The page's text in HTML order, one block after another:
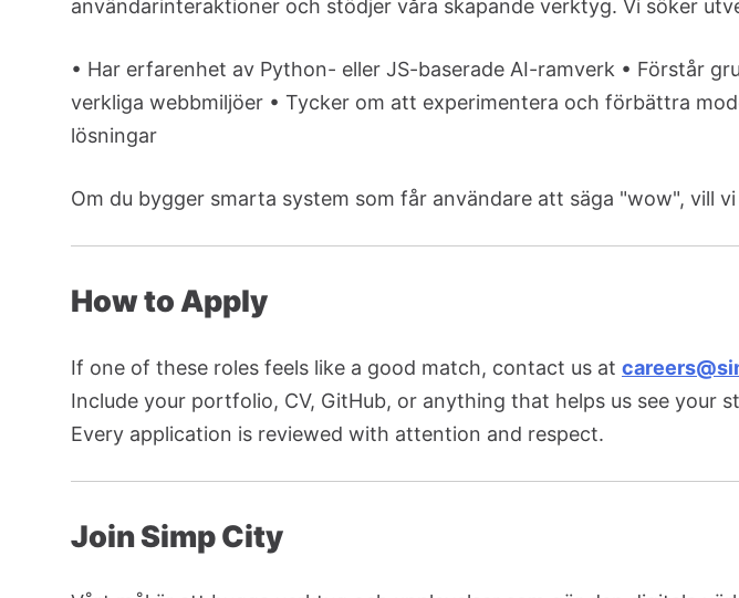
användarinteraktioner och stödjer våra skapande verktyg. Vi söker
• Har erfarenhet av Python- eller JS-baserade AI-ramverk • Förstår
verkliga webbmiljöer • Tycker om att experimentera och förbättra
lösningar
Om du bygger smarta system som får användare att säga "wow", vill
How to Apply
If one of these roles feels like a good match, contact us at
Include your portfolio, CV, GitHub, or anything that helps us see your
Every application is reviewed with attention and respect.
Join Simp City